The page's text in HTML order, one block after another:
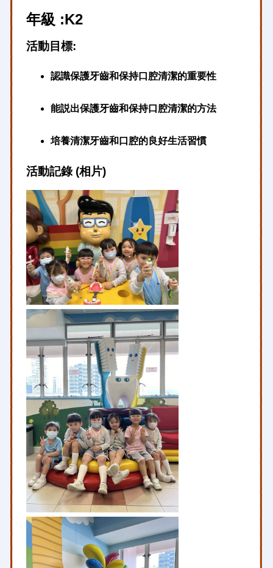
年級 :K2
活動目標:
認識保護牙齒和保持口腔清潔的重要性
能説出保護牙齒和保持口腔清潔的方法
培養清潔牙齒和口腔的良好生活習慣
活動記錄 (相片)